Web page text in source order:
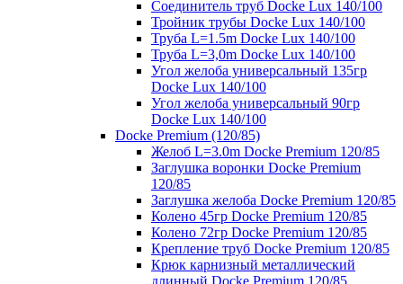
Соединитель труб Docke Lux 140/100
Тройник трубы Docke Lux 140/100
Труба L=1.5m Docke Lux 140/100
Труба L=3,0m Docke Lux 140/100
Угол желоба универсальный 135гр
Docke Lux 140/100
Угол желоба универсальный 90гр
Docke Lux 140/100
Docke Premium (120/85)
Желоб L=3.0m Docke Premium 120/85
Заглушка воронки Docke Premium
120/85
Заглушка желоба Docke Premium 120/85
Колено 45гр Docke Premium 120/85
Колено 72гр Docke Premium 120/85
Крепление труб Docke Premium 120/85
Крюк карнизный металлический
длинный Docke Premium 120/85